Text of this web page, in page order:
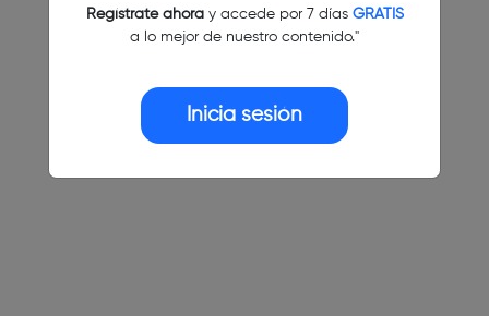
Regístrate ahoray accede por 7 días GRATIS
a lo mejor de nuestro contenido."
Inicia sesión